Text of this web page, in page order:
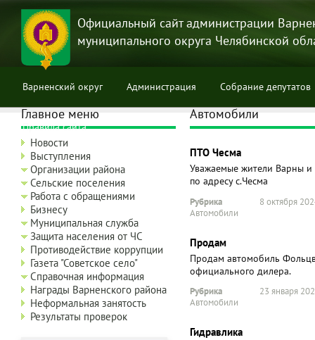
Перейти
основному
содержанию
Официальный сайт администрации
муниципального округа Челябинской
Варненский округ Администрация Собрание депутатов
Правила сайта
Автомобили
ПТО Чесма
Уважаемые жители Варны
по адресу с.Чесма
Рубрика
Автомобили
8 октября
Продам
Продам автомобиль
официального дилера.
Рубрика
Автомобили
23 января
Гидравлика
Главное меню
Новости
Выступления
Организации района
Сельские поселения
Работа с обращениями
Бизнесу
Муниципальная служба
Защита населения от ЧС
Противодействие коррупции
Газета "Советское село"
Справочная информация
Награды Варненского района
Неформальная занятость
Результаты проверок